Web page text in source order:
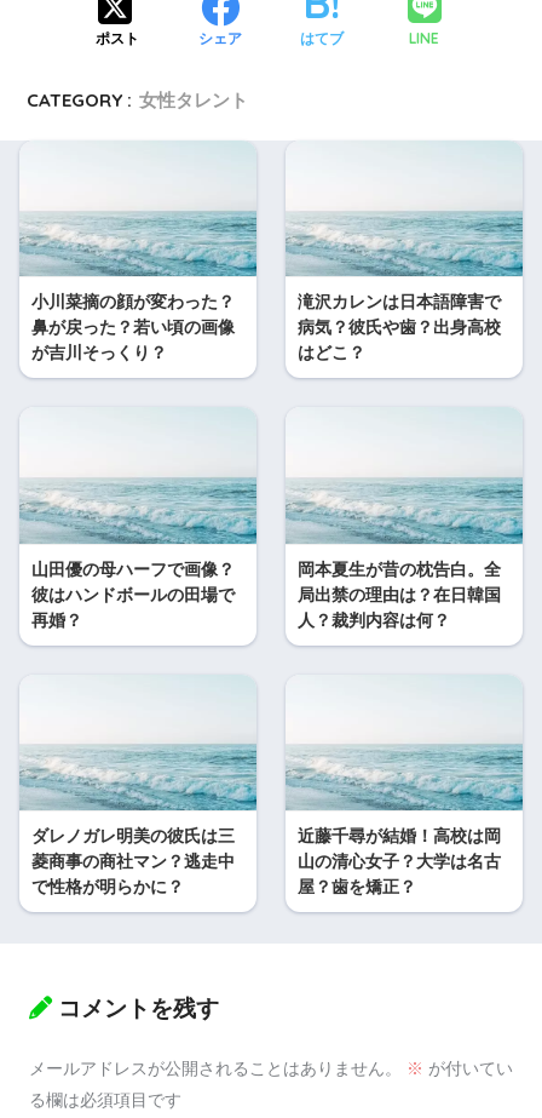
ポスト シェア はてブ LINE
CATEGORY : 女性タレント
小川菜摘の顔が変わった？
鼻が戻った？若い頃の画像
が吉川そっくり？
滝沢カレンは日本語障害で
病気？彼氏や歯？出身高校
はどこ？
山田優の母ハーフで画像？
彼はハンドボールの田場で
再婚？
岡本夏生が昔の枕告白。全
局出禁の理由は？在日韓国
人？裁判内容は何？
ダレノガレ明美の彼氏は三
菱商事の商社マン？逃走中
で性格が明らかに？
近藤千尋が結婚！高校は岡
山の清心女子？大学は名古
屋？歯を矯正？
コメントを残す
メールアドレスが公開されることはありません。 ※ が付いてい
る欄は必須項目です